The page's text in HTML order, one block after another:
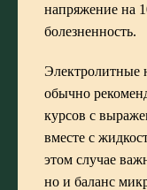
напряжение на
болезненность.
Электролитные
обычно
курсов с
вместе с
этом случае
но и баланс